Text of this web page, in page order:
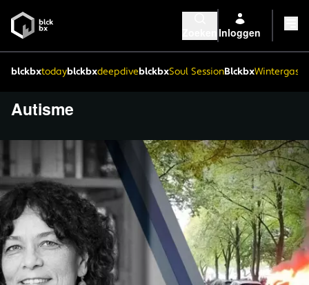
Inloggen
blckbxtodayblckbxdeepdiveblckbxSoul SessionBlckbx
Autisme